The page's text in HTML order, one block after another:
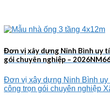
Đơn vị xây dựng Ninh Bình uy
gói chuyên nghiệp –
Đơn vị xây dựng Ninh Bình uy
công trọn gói chuyên nghiệp